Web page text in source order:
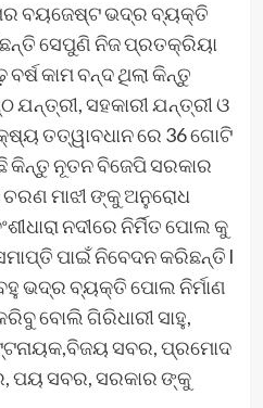
ବୟଜେଷ୍ଟ ଭଦ୍ର ବ୍ୟକ୍ତି
ସେପୁଣି ନିଜ ପ୍ରତକ୍ରିୟା
କାମ ବନ୍ଦ ଥିଲା କିନ୍ତୁ
ଯନ୍ତ୍ରୀ, ସହକାରୀ ଯନ୍ତ୍ରୀ ଓ
ତତ୍ୱାବଧାନ ରେ 36 ଗୋଟି
କିନ୍ତୁ ନୂତନ ବିଜେପି ସରକାର
ମାଝୀ ଙ୍କୁ ଅନୁରୋଧ
ନଦୀରେ ନିର୍ମିତ ପୋଲ କୁ
ପାଇଁ ନିବେଦନ କରିଛନ୍ତି l
ଭଦ୍ର ବ୍ୟକ୍ତି ପୋଲ ନିର୍ମାଣ
ବୋଲି ଗିରିଧାରୀ ସାହୁ,
ସବର, ପ୍ରମୋଦ
ପୟ ସବର, ସରକାର ଙ୍କୁ